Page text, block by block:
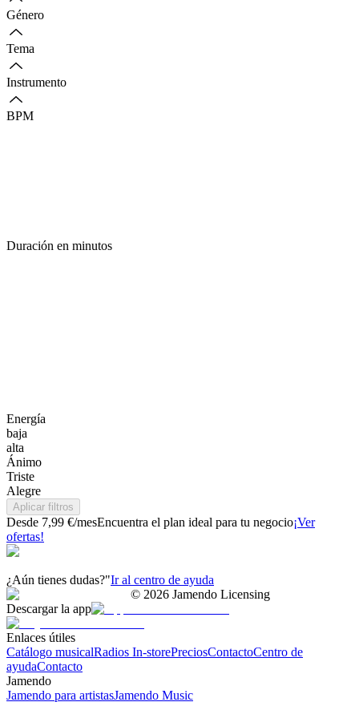
Género
Tema
Instrumento
BPM
Duración en minutos
Energía
baja
alta
Ánimo
Triste
Alegre
Aplicar filtros
Desde 7,99 €/mesEncuentra el plan ideal para tu negocio¡Ver
ofertas!
¿Aún tienes dudas?"Ir al centro de ayuda
© 2026 Jamendo Licensing
Descargar la app
Enlaces útiles
Catálogo musicalRadios In-storePreciosContactoCentro de
ayudaContacto
Jamendo
Jamendo para artistasJamendo Music